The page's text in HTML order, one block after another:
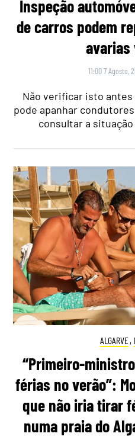
Inspeção
de carros podem
avarias
11:00 7 Agosto,
Não verificar isto
pode apanhar
consultar a
ALGARVE,
“Primeiro-
férias no verão”:
que não iria tirar
numa praia do